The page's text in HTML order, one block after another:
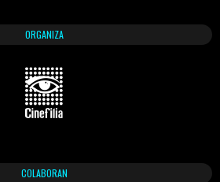
ORGANIZA
COLABORAN